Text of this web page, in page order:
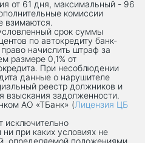
от 61 дня, максимальный - 96
комиссии
взимаются.
срок суммы
по автокредиту банк-
начислить штраф за
размере 0,1% от
При несоблюдении
данные о нарушителе
реестр должников и
взыскания задолженности.
АО «ТБанк» (Лицензия ЦБ
исключительно
при каких условиях не
определяемой положениями